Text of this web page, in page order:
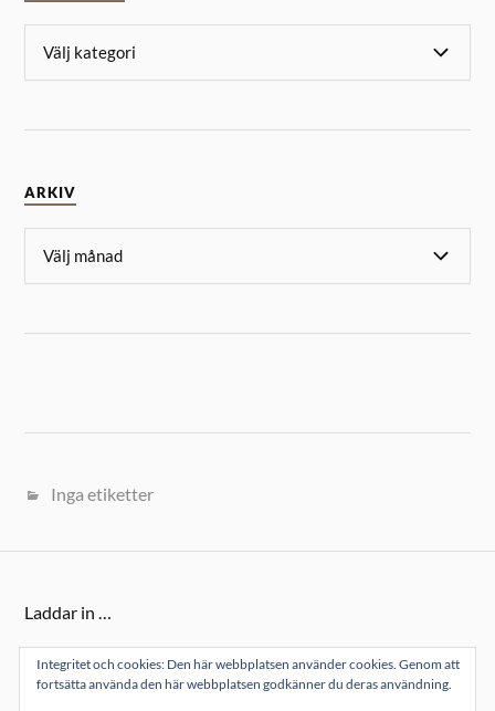
ARKIV
Inga etiketter
Laddar in …
Integritet och cookies: Den här webbplatsen använder cookies. Genom att
fortsätta använda den här webbplatsen godkänner du deras användning.